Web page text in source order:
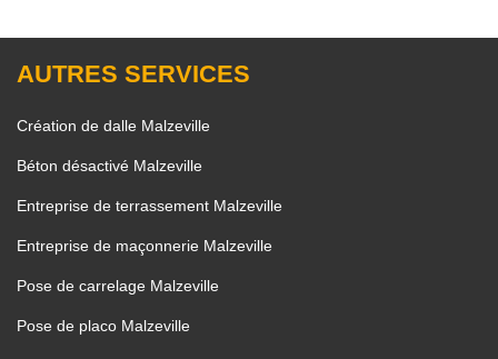
AUTRES SERVICES
Création de dalle Malzeville
Béton désactivé Malzeville
Entreprise de terrassement Malzeville
Entreprise de maçonnerie Malzeville
Pose de carrelage Malzeville
Pose de placo Malzeville